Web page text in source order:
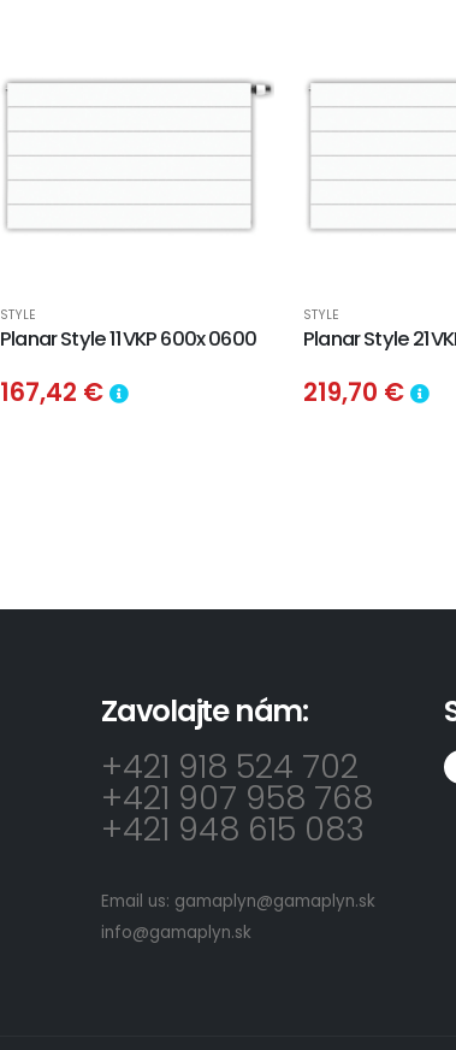
STYLE
Planar Style 11VKP 600x 0600
167,42 €
STYLE
Planar Style
219,70 €
Zavolajte nám:
+421 918 524 702
+421 907 958 768
+421 948 615 083
Email us: gamaplyn@gamaplyn.sk
info@gamaplyn.sk